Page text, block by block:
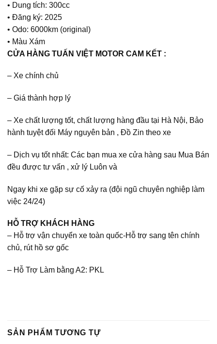
• Dung tích: 300cc
• Đăng ký: 2025
• Odo: 6000km (original)
• Màu Xám
CỬA HÀNG TUẤN VIỆT MOTOR CAM KẾT :
– Xe chính chủ
– Giá thành hợp lý
– Xe chất lượng tốt, chất lượng hàng đầu tại Hà Nội, Bảo
hành tuyệt đối Máy nguyên bản , Đồ Zin theo xe
– Dịch vụ tốt nhất: Các bạn mua xe cửa hàng sau Mua Bán
đều được tư vấn , xử lý Luôn và
Ngay khi xe gặp sự cố xảy ra (đội ngũ chuyên nghiệp làm
việc 24/24)
HỖ TRỢ KHÁCH HÀNG
– Hỗ trợ vận chuyển xe toàn quốc-Hỗ trợ sang tên chính
chủ, rút hồ sơ gốc
– Hỗ Trợ Làm bằng A2: PKL
SẢN PHẨM TƯƠNG TỰ